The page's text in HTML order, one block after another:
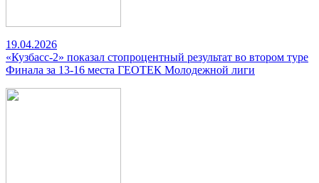
19.04.2026
«Кузбасс-2» показал стопроцентный результат во втором туре
Финала за 13-16 места ГЕОТЕК Молодежной лиги